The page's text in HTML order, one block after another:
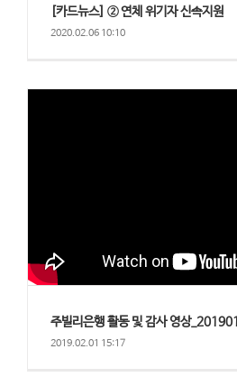
[카드뉴스] ② 연체 위기자 신속지원
2020.02.06 10:10
주빌리은행 활동 및 감사 영상_201901
2019.02.01 15:17